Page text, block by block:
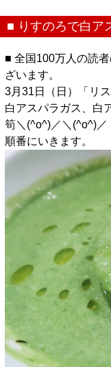
■ りすのろで白
■ 全国100万人の読者
ざいます。
3月31日（日）「リ
白アスパラガス、白
筍＼(^o^)／＼(^o^)／
順番にいきます。